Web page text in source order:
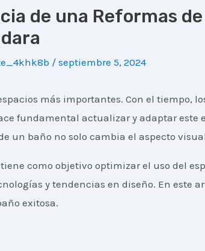
de una Reformas
/septiembre 5, 2024
más importantes. Con el tiempo,
fundamental actualizar y adaptar este
un baño no solo cambia el aspecto
como objetivo optimizar el uso del
y tendencias en diseño. En este
exitosa.